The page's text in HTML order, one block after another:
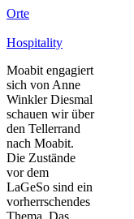
Orte
Hospitality
Moabit engagiert
sich von Anne
Winkler Diesmal
schauen wir über
den Tellerrand
nach Moabit.
Die Zustände
vor dem
LaGeSo sind ein
vorherrschendes